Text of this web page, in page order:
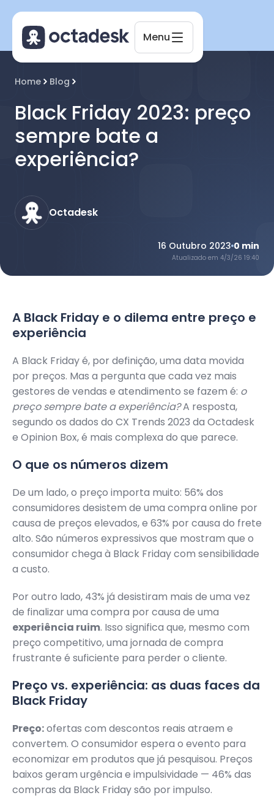
Menu
Home Blog
Black Friday 2023: preço
sempre bate a
experiência?
Octadesk
16 Outubro 2023 0 min
Atualizado em 4/3/26 19:40
A Black Friday e o dilema entre preço e
experiência
A Black Friday é, por definição, uma data movida
por preços. Mas a pergunta que cada vez mais
gestores de vendas e atendimento se fazem é: o
preço sempre bate a experiência?A resposta,
segundo os dados do CX Trends 2023 da Octadesk
e Opinion Box, é mais complexa do que parece.
O que os números dizem
De um lado, o preço importa muito: 56% dos
consumidores desistem de uma compra online por
causa de preços elevados, e 63% por causa do frete
alto. São números expressivos que mostram que o
consumidor chega à Black Friday com sensibilidade
a custo.
Por outro lado, 43% já desistiram mais de uma vez
de finalizar uma compra por causa de uma
experiência ruim. Isso significa que, mesmo com
preço competitivo, uma jornada de compra
frustrante é suficiente para perder o cliente.
Preço vs. experiência: as duas faces da
Black Friday
Preço:ofertas com descontos reais atraem e
convertem. O consumidor espera o evento para
economizar em produtos que já pesquisou. Preços
baixos geram urgência e impulsividade — 46% das
compras da Black Friday são por impulso.
Octadesk